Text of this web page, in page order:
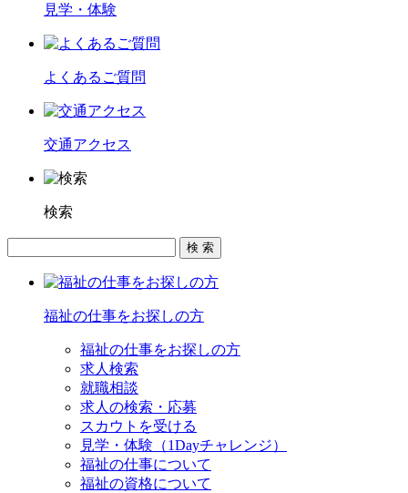
見学・体験
よくあるご質問
交通アクセス
検索
福祉の仕事をお探しの方
福祉の仕事をお探しの方
求人検索
就職相談
求人の検索・応募
スカウトを受ける
見学・体験（1Dayチャレンジ）
福祉の仕事について
福祉の資格について